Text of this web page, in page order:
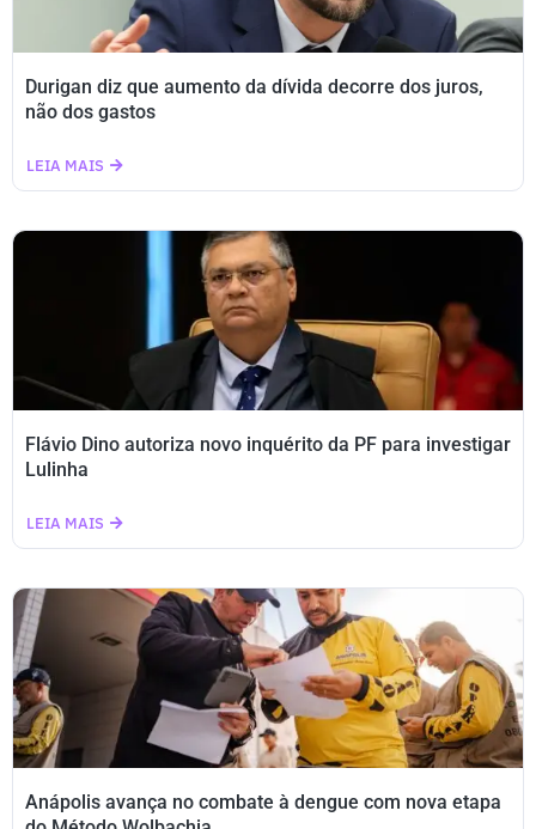
Durigan diz que aumento da dívida decorre dos juros,
não dos gastos
LEIA MAIS
Flávio Dino autoriza novo inquérito da PF para investigar
Lulinha
LEIA MAIS
Anápolis avança no combate à dengue com nova etapa